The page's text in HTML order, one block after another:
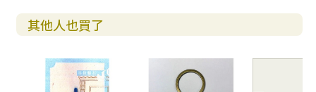
其他人也買了